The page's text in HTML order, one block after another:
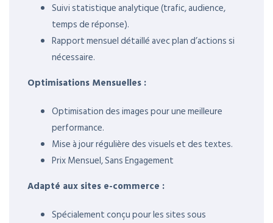
Suivi statistique analytique (trafic, audience,
temps de réponse).
Rapport mensuel détaillé avec plan d’actions si
nécessaire.
Optimisations Mensuelles :
Optimisation des images pour une meilleure
performance.
Mise à jour régulière des visuels et des textes.
Prix Mensuel, Sans Engagement
Adapté aux sites e-commerce :
Spécialement conçu pour les sites sous